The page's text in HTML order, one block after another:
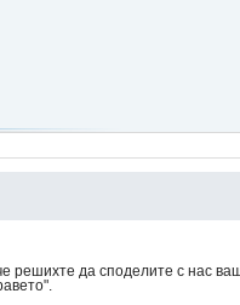
решихте да споделите с нас